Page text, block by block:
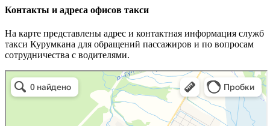
Контакты и адреса офисов такси
На карте представлены адрес и контактная информация служб
такси Курумкана для обращений пассажиров и по вопросам
сотрудничества с водителями.